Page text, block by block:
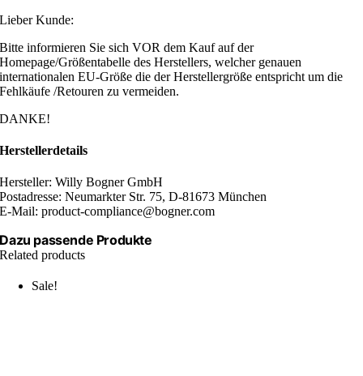
Lieber Kunde:
Bitte informieren Sie sich VOR dem Kauf auf der
Homepage/Größentabelle des Herstellers, welcher genauen
internationalen EU-Größe die der Herstellergröße entspricht um die
Fehlkäufe /Retouren zu vermeiden.
DANKE!
Herstellerdetails
Hersteller: Willy Bogner GmbH
Postadresse: Neumarkter Str. 75, D-81673 München
E-Mail: product-compliance@bogner.com
Dazu passende Produkte
Related products
Sale!